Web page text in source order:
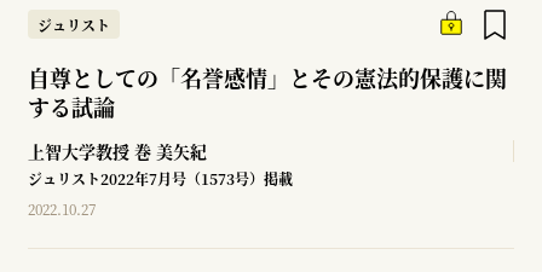
ジュリスト
自尊としての「名誉感情」とその憲法的保護に関
する試論
上智大学教授 巻 美矢紀
ジュリスト2022年7月号（1573号）掲載
2022.10.27